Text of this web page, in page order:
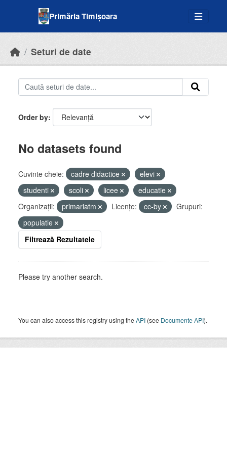
Primăria Timișoara
Seturi de date
Order by
No datasets found
Cuvinte cheie: cadre didactice
elevi
studenti
scoli licee
educatie
Organizații:
primariatm Licenţe: cc-by
Grupuri:
populatie
Filtrează Rezultatele
Please try another search.
You can also access this registry using theAPI (see Documente API).